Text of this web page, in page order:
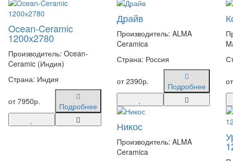
Ocean-Ceramic
1200х2780
Производитель: Ocean-
Ceramic (Индия)
Страна: Индия
от 7950р. Подробнее
Драйв
Производитель: ALMA
Ceramica
Страна: Россия
от 2390р. Подробнее
Никос
Производитель: ALMA
Ceramica